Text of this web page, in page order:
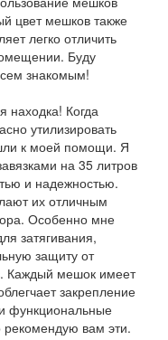
цвет мешков также
легко отличить
Буду
знакомым!
Когда
утилизировать
к моей помощи. Я
на 35 литров
и надежностью.
их отличным
Особенно мне
затягивания,
защиту от
Каждый мешок имеет
закрепление
функциональные
вам эти.